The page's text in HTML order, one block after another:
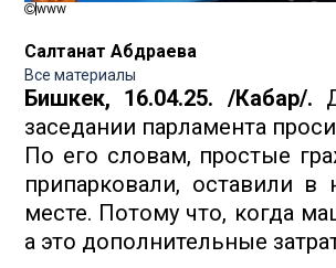
www
Салтанат Абдраева
Все материалы
Бишкек, 16.04.25. /Кабар/.
заседании парламента
По его словам, простые
припарковали, оставили
месте. Потому что, когда
а это дополнительные